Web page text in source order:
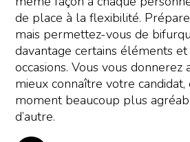
de place à la flexibilité.
mais permettez-vous de
davantage certains éléments et
occasions. Vous vous donnerez
mieux connaître votre
moment beaucoup plus
d’autre.